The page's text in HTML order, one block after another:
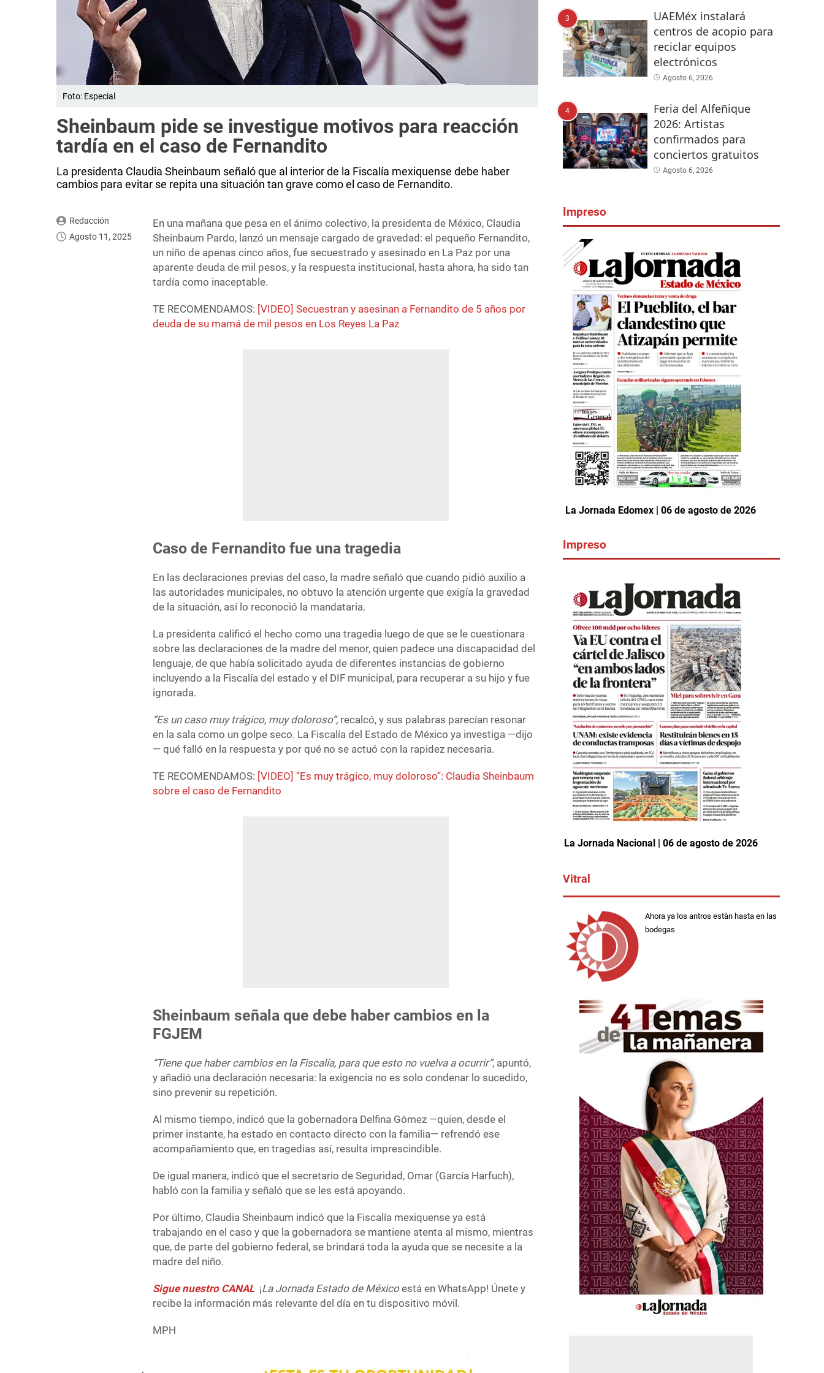
Foto: Especial
Sheinbaum pide se investigue motivos para reacción
tardía en el caso de Fernandito
La presidenta Claudia Sheinbaum señaló que al interior de la Fiscalía mexiquense debe haber
cambios para evitar se repita una situación tan grave como el caso de Fernandito.
Redacción
Agosto 11, 2025
En una mañana que pesa en el ánimo colectivo, la presidenta de México, Claudia
Sheinbaum Pardo, lanzó un mensaje cargado de gravedad: el pequeño Fernandito,
un niño de apenas cinco años, fue secuestrado y asesinado en La Paz por una
aparente deuda de mil pesos, y la respuesta institucional, hasta ahora, ha sido tan
tardía como inaceptable.
TE RECOMENDAMOS: [VIDEO] Secuestran y asesinan a Fernandito de 5 años por
deuda de su mamá de mil pesos en Los Reyes La Paz
Caso de Fernandito fue una tragedia
En las declaraciones previas del caso, la madre señaló que cuando pidió auxilio a
las autoridades municipales, no obtuvo la atención urgente que exigía la gravedad
de la situación, así lo reconoció la mandataria.
La presidenta calificó el hecho como una tragedia luego de que se le cuestionara
sobre las declaraciones de la madre del menor, quien padece una discapacidad del
lenguaje, de que había solicitado ayuda de diferentes instancias de gobierno
incluyendo a la Fiscalía del estado y el DIF municipal, para recuperar a su hijo y fue
ignorada.
“Es un caso muy trágico, muy doloroso”, recalcó, y sus palabras parecían resonar
en la sala como un golpe seco. La Fiscalía del Estado de México ya investiga —dijo
— qué falló en la respuesta y por qué no se actuó con la rapidez necesaria.
TE RECOMENDAMOS: [VIDEO] “Es muy trágico, muy doloroso”: Claudia Sheinbaum
sobre el caso de Fernandito
Sheinbaum señala que debe haber cambios en la
FGJEM
“Tiene que haber cambios en la Fiscalía, para que esto no vuelva a ocurrir”, apuntó,
y añadió una declaración necesaria: la exigencia no es solo condenar lo sucedido,
sino prevenir su repetición.
Al mismo tiempo, indicó que la gobernadora Delfina Gómez —quien, desde el
primer instante, ha estado en contacto directo con la familia— refrendó ese
acompañamiento que, en tragedias así, resulta imprescindible.
De igual manera, indicó que el secretario de Seguridad, Omar (García Harfuch),
habló con la familia y señaló que se les está apoyando.
Por último, Claudia Sheinbaum indicó que la Fiscalía mexiquense ya está
trabajando en el caso y que la gobernadora se mantiene atenta al mismo, mientras
que, de parte del gobierno federal, se brindará toda la ayuda que se necesite a la
madre del niño.
Sigue nuestro CANAL ¡La Jornada Estado de Méxicoestá en WhatsApp! Únete y
recibe la información más relevante del día en tu dispositivo móvil.
MPH
3
UAEMéx instalará
centros de acopio para
reciclar equipos
electrónicos
Agosto 6, 2026
4
Feria del Alfeñique
2026: Artistas
confirmados para
conciertos gratuitos
Agosto 6, 2026
Impreso
La Jornada Edomex | 06 de agosto de 2026
Impreso
La Jornada Nacional | 06 de agosto de 2026
Vitral
Ahora ya los antros estàn hasta en las
bodegas